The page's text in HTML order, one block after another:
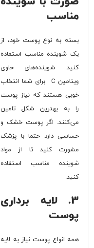
مناسب
بسته به نوع پوست خود، از
یک شوینده مناسب استفاده
کنید. شوینده‌های حاوی
ویتامین C برای شما انتخاب
خوبی هستند که نیاز پوست
را به بهترین شکل تامین
می‌کنند. اگر پوست خشک و
حساسی دارد حتما با پزشک
مشورت کنید تا از مواد
شوینده مناسب استفاده
کنید.
3. لایه برداری
پوست
همه انواع پوست نیاز به لایه